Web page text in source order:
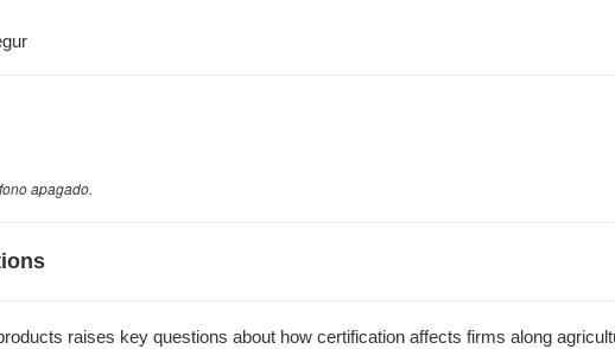
apagado.
raises key questions about how certification affects firms along